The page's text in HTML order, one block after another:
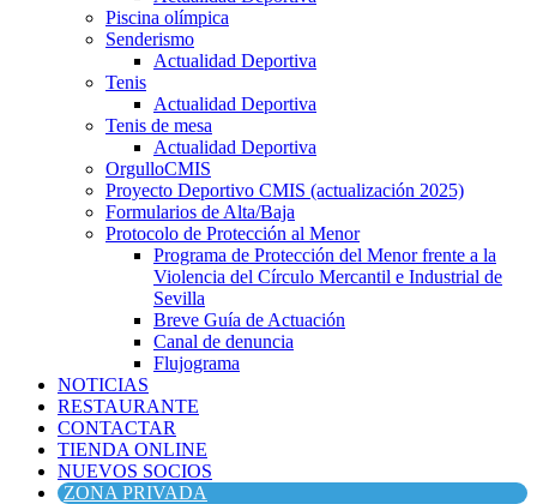
Piscina olímpica
Senderismo
Actualidad Deportiva
Tenis
Actualidad Deportiva
Tenis de mesa
Actualidad Deportiva
OrgulloCMIS
Proyecto Deportivo CMIS (actualización 2025)
Formularios de Alta/Baja
Protocolo de Protección al Menor
Programa de Protección del Menor frente a la
Violencia del Círculo Mercantil e Industrial de
Sevilla
Breve Guía de Actuación
Canal de denuncia
Flujograma
NOTICIAS
RESTAURANTE
CONTACTAR
TIENDA ONLINE
NUEVOS SOCIOS
ZONA PRIVADA